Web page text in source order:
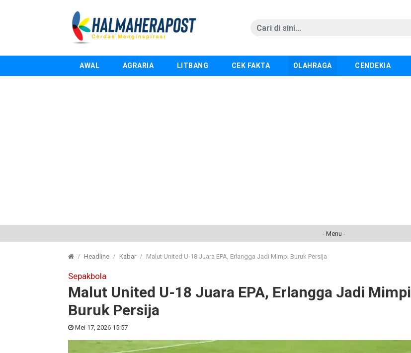
AWAL AGRARIA LITBANG CEK FAKTA OLAHRAGA CENDEKIA
- Menu -
Headline Kabar Malut United U-18 Juara EPA, Erlangga Jadi Mimpi Buruk Persija
Sepakbola
Malut United U-18 Juara EPA, Erlangga Jadi Mimpi
Buruk Persija
Mei 17, 2026 15:57